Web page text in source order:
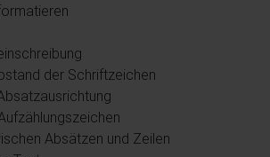
der Schriftzeichen
Absätzen und Zeilen